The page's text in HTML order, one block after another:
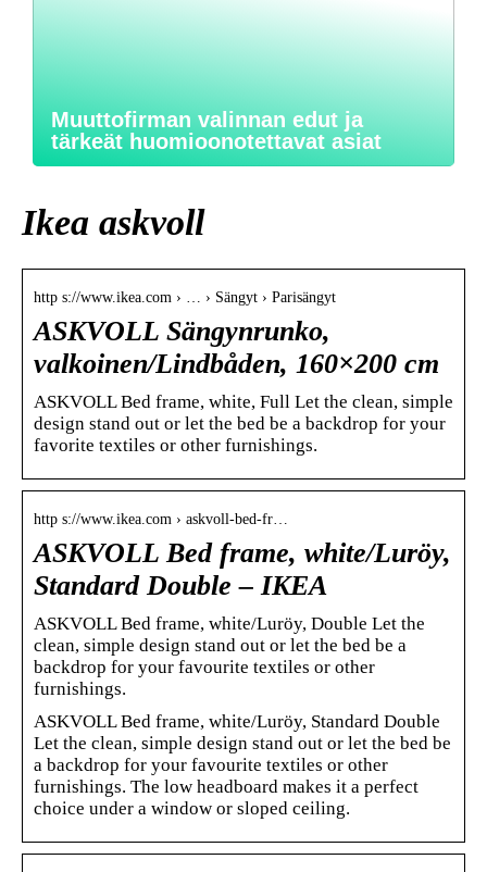
Muuttofirman valinnan edut ja
tärkeät huomioonotettavat asiat
Ikea askvoll
http s://www.ikea.com › … › Sängyt › Parisängyt
ASKVOLL Sängynrunko,
valkoinen/Lindbåden, 160×200 cm
ASKVOLL Bed frame, white, Full Let the clean, simple
design stand out or let the bed be a backdrop for your
favorite textiles or other furnishings.
http s://www.ikea.com › askvoll-bed-fr…
ASKVOLL Bed frame, white/Luröy,
Standard Double – IKEA
ASKVOLL Bed frame, white/Luröy, Double Let the
clean, simple design stand out or let the bed be a
backdrop for your favourite textiles or other
furnishings.
ASKVOLL Bed frame, white/Luröy, Standard Double
Let the clean, simple design stand out or let the bed be
a backdrop for your favourite textiles or other
furnishings. The low headboard makes it a perfect
choice under a window or sloped ceiling.